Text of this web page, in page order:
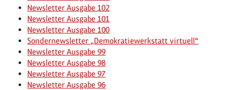
Newsletter Ausgabe 102
Newsletter Ausgabe 101
Newsletter Ausgabe 100
Sondernewsletter „Demokratiewerkstatt virtuell“
Newsletter Ausgabe 99
Newsletter Ausgabe 98
Newsletter Ausgabe 97
Newsletter Ausgabe 96